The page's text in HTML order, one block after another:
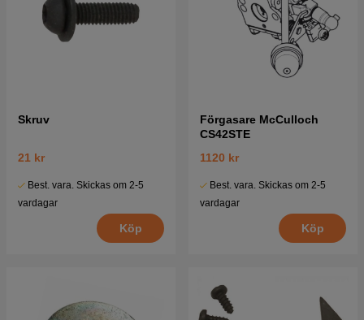
Skruv
21 kr
Best. vara. Skickas om 2-5
vardagar
Köp
Förgasare McCulloch
CS42STE
1120 kr
Best. vara. Skickas om 2-5
vardagar
Köp